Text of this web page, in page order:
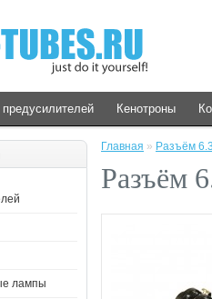
Кенотроны
лампы
Главная » Разъём
Разъём